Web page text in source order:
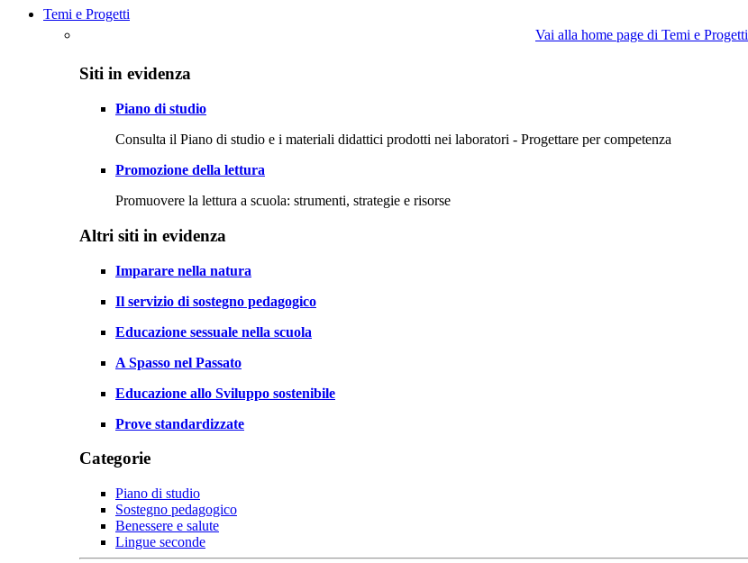
Temi e Progetti
Vai alla home page di Temi e Progetti
Siti in evidenza
Piano di studio
Consulta il Piano di studio e i materiali didattici prodotti nei laboratori - Progettare per competenza
Promozione della lettura
Promuovere la lettura a scuola: strumenti, strategie e risorse
Altri siti in evidenza
Imparare nella natura
Il servizio di sostegno pedagogico
Educazione sessuale nella scuola
A Spasso nel Passato
Educazione allo Sviluppo sostenibile
Prove standardizzate
Categorie
Piano di studio
Sostegno pedagogico
Benessere e salute
Lingue seconde